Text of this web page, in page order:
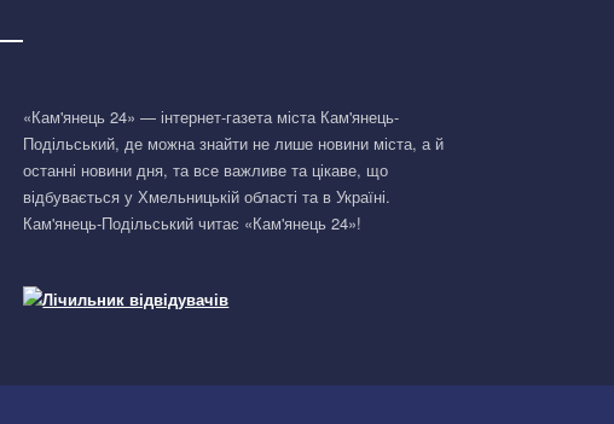
«Кам'янець 24» — інтернет-газета міста Кам'янець-
Подільський, де можна знайти не лише новини міста, а й
останні новини дня, та все важливе та цікаве, що
відбувається у Хмельницькій області та в Україні.
Кам'янець-Подільський читає «Кам'янець 24»!